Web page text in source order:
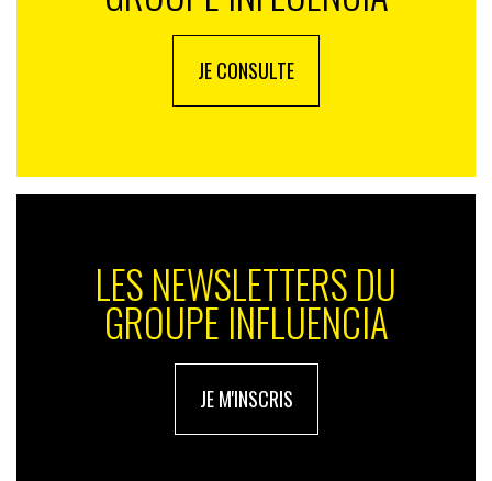
JE CONSULTE
LES NEWSLETTERS DU
GROUPE INFLUENCIA
JE M'INSCRIS